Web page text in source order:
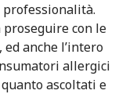
con le
anche l’intero
allergici
ascoltati e